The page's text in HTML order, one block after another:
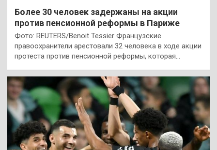
Более 30 человек задержаны на акции
против пенсионной реформы в Париже
Фото: REUTERS/Benoit Tessier Французские
правоохранители арестовали 32 человека в ходе акции
протеста против пенсионной реформы, которая…